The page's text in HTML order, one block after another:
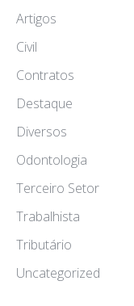
Artigos
Civil
Contratos
Destaque
Diversos
Odontologia
Terceiro Setor
Trabalhista
Tributário
Uncategorized